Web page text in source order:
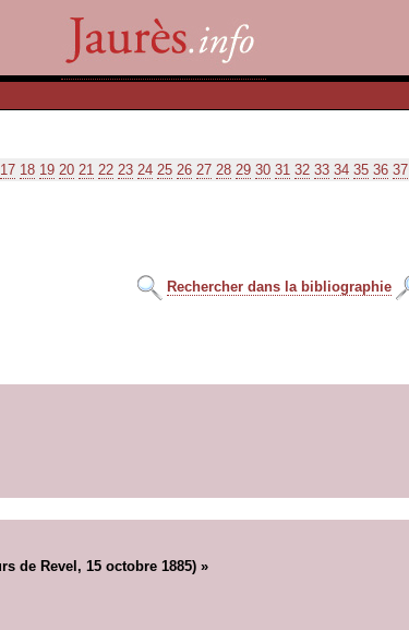
17 18 19 20 21 22 23 24 25 26 27 28 29 30 31 32 33 34 35 36 37
Rechercher dans la bibliographie
de Revel, 15 octobre 1885) »